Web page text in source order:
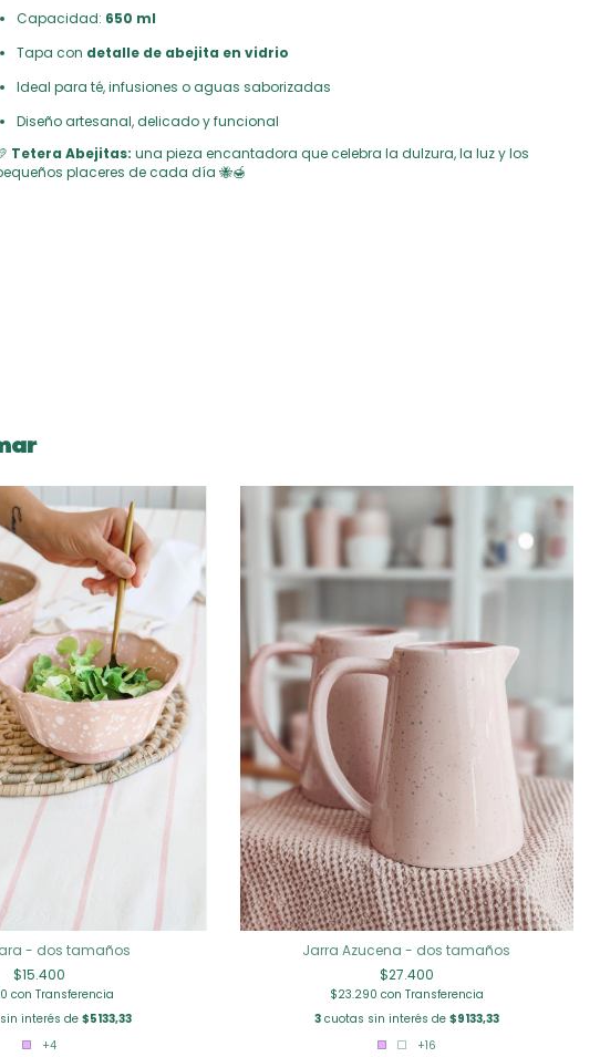
Capacidad: 650 ml
Tapa con detalle de abejita en vidrio
Ideal para té, infusiones o aguas saborizadas
Diseño artesanal, delicado y funcional
Tetera Abejitas: una pieza encantadora que celebra la dulzura, la luz y los
placeres de cada día 🐝🍯
- dos tamaños
$15.400
con Transferencia
interés de$5133,33
+4
Jarra Azucena - dos tamaños
$27.400
$23.290 con Transferencia
3cuotas sin interés de $9133,33
+16